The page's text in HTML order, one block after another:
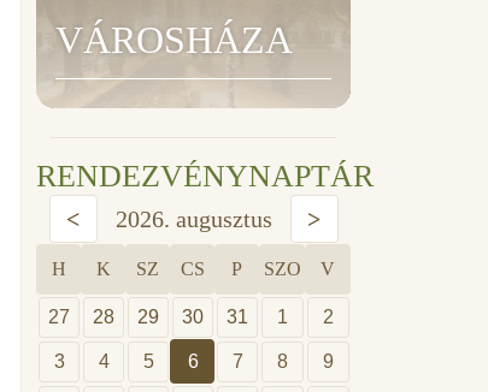
VÁROSHÁZA
RENDEZVÉNYNAPTÁR
< 2026. augusztus >
H K SZ CS P SZO V
27 28 29 30 31 1 2
3 4 5 6 7 8 9